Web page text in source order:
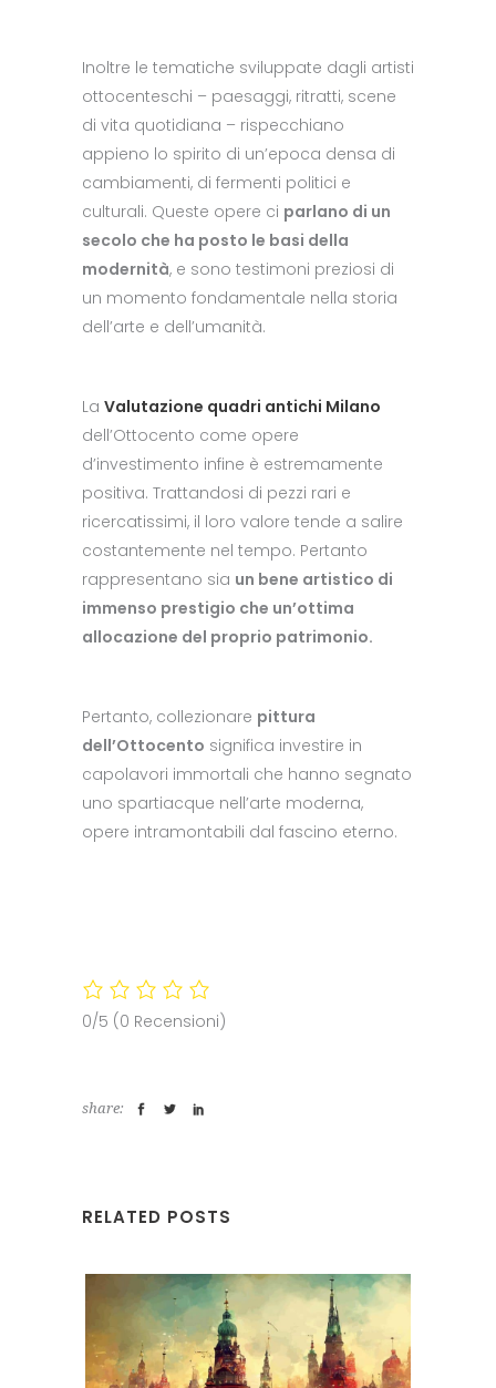
Inoltre le tematiche sviluppate dagli artisti
ottocenteschi – paesaggi, ritratti, scene
di vita quotidiana – rispecchiano
appieno lo spirito di un’epoca densa di
cambiamenti, di fermenti politici e
culturali. Queste opere ci parlano di un
secolo che ha posto le basi della
modernità, e sono testimoni preziosi di
un momento fondamentale nella storia
dell’arte e dell’umanità.
La Valutazione quadri antichi Milano
dell’Ottocento come opere
d’investimento infine è estremamente
positiva. Trattandosi di pezzi rari e
ricercatissimi, il loro valore tende a salire
costantemente nel tempo. Pertanto
rappresentano sia un bene artistico di
immenso prestigio che un’ottima
allocazione del proprio patrimonio.
Pertanto, collezionare pittura
dell’Ottocento significa investire in
capolavori immortali che hanno segnato
uno spartiacque nell’arte moderna,
opere intramontabili dal fascino eterno.
0/5 (0 Recensioni)
share:
RELATED POSTS